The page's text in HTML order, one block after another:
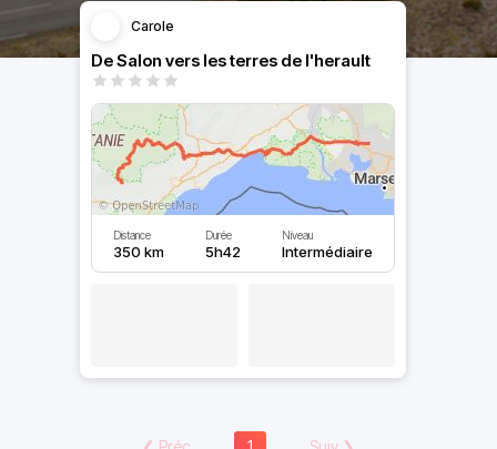
Carole
De Salon vers les terres de l'herault
Distance
350 km
Durée
5h42
Niveau
Intermédiaire